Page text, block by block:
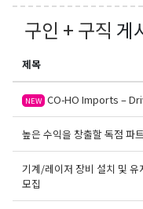
구인 + 구직 게
제목
NEW CO-HO Imports –
높은 수익을 창출할 독점 파
기계/레이저 장비 설치 및 유
모집